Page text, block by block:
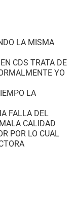
LA MISMA
CDS TRATA DE
YO
LA
FALLA DEL
CALIDAD
POR LO CUAL